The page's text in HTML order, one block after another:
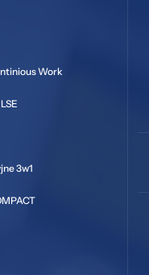
Work
3w1